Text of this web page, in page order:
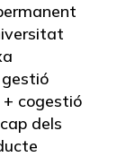
cogestió
dels